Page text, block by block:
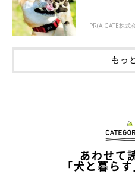
PR(AIGATE株式
もっ
あわせて
「犬と暮ら